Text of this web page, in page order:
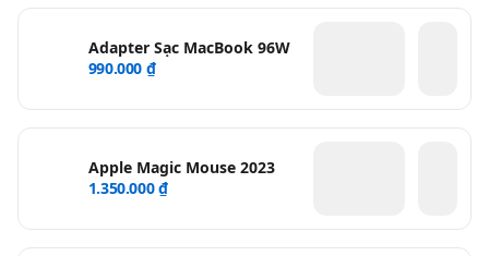
Adapter Sạc MacBook 96W
990.000 ₫
Apple Magic Mouse 2023
1.350.000 ₫